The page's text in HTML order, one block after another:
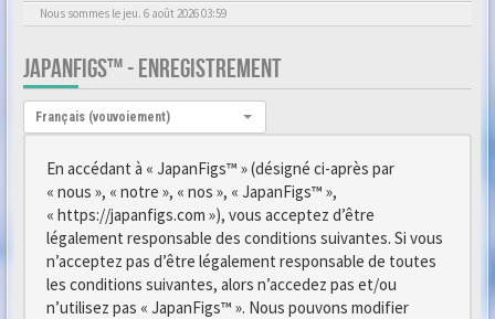
Nous sommes le jeu. 6 août 2026 03:59
JAPANFIGS™ - ENREGISTREMENT
Langue :
Français (vouvoiement)
En accédant à « JapanFigs™ » (désigné ci-après par
« nous », « notre », « nos », « JapanFigs™ »,
« https://japanfigs.com »), vous acceptez d’être
légalement responsable des conditions suivantes. Si vous
n’acceptez pas d’être légalement responsable de toutes
les conditions suivantes, alors n’accedez pas et/ou
n’utilisez pas « JapanFigs™ ». Nous pouvons modifier